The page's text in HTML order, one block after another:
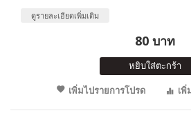
ดูรายละเอียดเพิ่มเติม
80 บาท
หยิบใส่ตะกร้า
เพิ่มไปรายการโปรด
เพิ่